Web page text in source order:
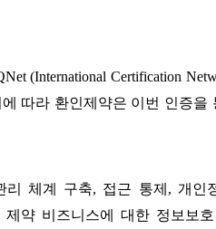
(International Certification
에 따라 환인제약은 이번 인증을
리 체계 구축, 접근 통제 , 개인
제약 비즈니스에 대한 정보보호